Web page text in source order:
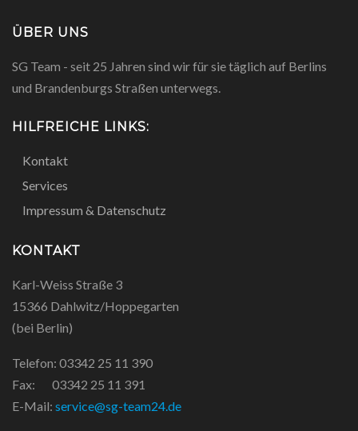
ÜBER UNS
SG Team - seit 25 Jahren sind wir für sie täglich auf Berlins
und Brandenburgs Straßen unterwegs.
HILFREICHE LINKS:
Kontakt
Services
Impressum & Datenschutz
KONTAKT
Karl-Weiss Straße 3
15366 Dahlwitz/Hoppegarten
(bei Berlin)
Telefon: 03342 25 11 390
Fax: 03342 25 11 391
E-Mail: service@sg-team24.de